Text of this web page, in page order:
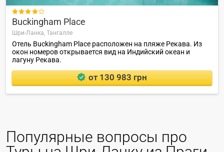

Buckingham Place
Шри-Ланка, Тангалле
Отель Buckingham Place расположен на пляже Рекава. Из
окон номеров открывается вид на Индийский океан и
лагуну Рекава.
от 130 983 грн
Популярные вопросы про